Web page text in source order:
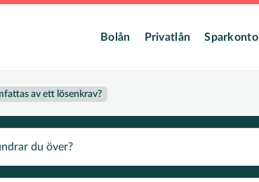
Bolån Privatlån Sparkonto
av ett lösenkrav?